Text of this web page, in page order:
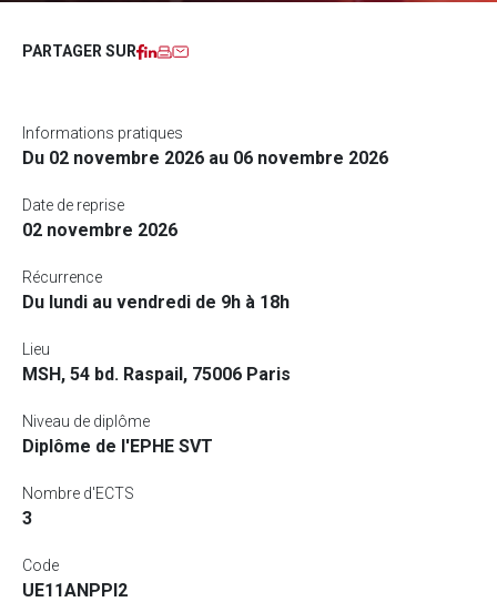
PARTAGER SUR Facebook
LinkedIn
Imprimer
Informations pratiques
Du 02 novembre 2026 au 06 novembre 2026
Date de reprise
02 novembre 2026
Récurrence
Du lundi au vendredi de 9h à 18h
Lieu
MSH, 54 bd. Raspail, 75006 Paris
Niveau de diplôme
Diplôme de l'EPHE SVT
Nombre d'ECTS
3
Code
UE11ANPPI2